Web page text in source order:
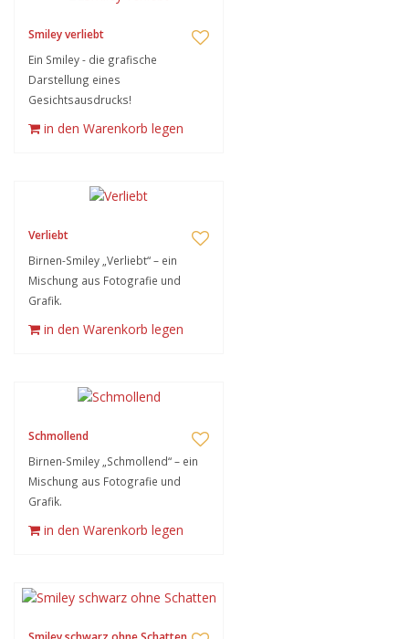
Smiley verliebt
Ein Smiley - die grafische
Darstellung eines
Gesichtsausdrucks!
in den Warenkorb legen
Verliebt
Birnen-Smiley „Verliebt“ – ein
Mischung aus Fotografie und
Grafik.
in den Warenkorb legen
Schmollend
Birnen-Smiley „Schmollend“ – ein
Mischung aus Fotografie und
Grafik.
in den Warenkorb legen